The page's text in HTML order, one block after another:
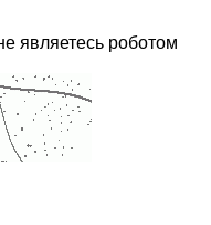
являетесь роботом